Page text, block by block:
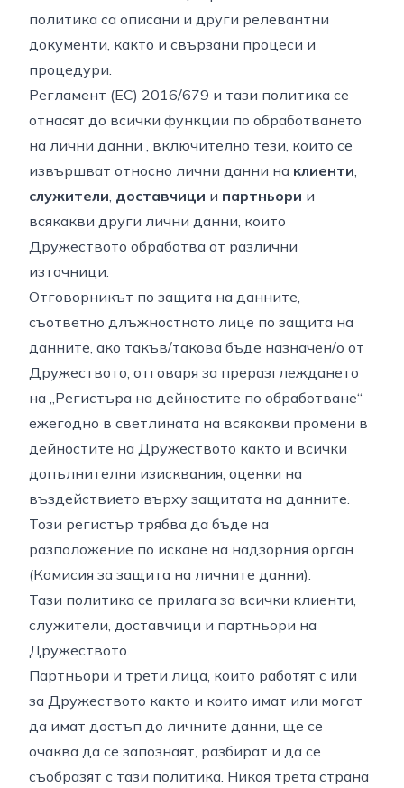
политика са описани и други релевантни
документи, както и свързани процеси и
процедури.
Регламент (ЕС) 2016/679 и тази политика се
отнасят до всички функции по обработването
на лични данни , включително тези, които се
извършват относно лични данни на клиенти,
служители, доставчици и партньори и
всякакви други лични данни, които
Дружеството обработва от различни
източници.
Отговорникът по защита на данните,
съответно длъжностното лице по защита на
данните, ако такъв/такова бъде назначен/о от
Дружеството, отговаря за преразглеждането
на „Регистъра на дейностите по обработване“
ежегодно в светлината на всякакви промени в
дейностите на Дружеството както и всички
допълнителни изисквания, оценки на
въздействието върху защитата на данните.
Този регистър трябва да бъде на
разположение по искане на надзорния орган
(Комисия за защита на личните данни).
Тази политика се прилага за всички клиенти,
служители, доставчици и партньори на
Дружеството.
Партньори и трети лица, които работят с или
за Дружеството както и които имат или могат
да имат достъп до личните данни, ще се
очаква да се запознаят, разбират и да се
съобразят с тази политика. Никоя трета страна